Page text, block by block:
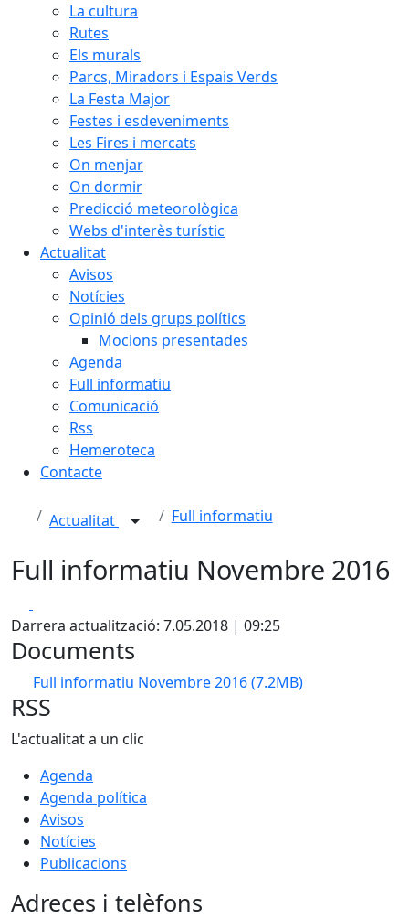
La cultura
Rutes
Els murals
Parcs, Miradors i Espais Verds
La Festa Major
Festes i esdeveniments
Les Fires i mercats
On menjar
On dormir
Predicció meteorològica
Webs d'interès turístic
Actualitat
Avisos
Notícies
Opinió dels grups polítics
Mocions presentades
Agenda
Full informatiu
Comunicació
Rss
Hemeroteca
Contacte
Actualitat Full informatiu
Full informatiu Novembre 2016
Darrera actualització: 7.05.2018 | 09:25
Documents
Full informatiu Novembre 2016(7.2MB)
RSS
L'actualitat a un clic
Agenda
Agenda política
Avisos
Notícies
Publicacions
Adreces i telèfons